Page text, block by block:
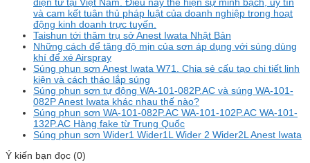
và cam kết tuân thủ pháp luật của doanh nghiệp trong hoạt
động kinh doanh trực tuyến.
Taishun tới thăm trụ sở Anest Iwata Nhật Bản
Những cách để tăng độ mịn của sơn áp dụng với súng dùng
khí để xé Airspray
Súng phun sơn Anest Iwata W71. Chia sẻ cấu tạo chi tiết linh
kiện và cách tháo lắp súng
Súng phun sơn tự động WA-101-082P.AC và súng WA-101-
082P Anest Iwata khác nhau thế nào?
Súng phun sơn WA-101-082P.AC WA-101-102P.AC WA-101-
132P.AC Hàng fake từ Trung Quốc
Súng phun sơn Wider1 Wider1L Wider 2 Wider2L Anest Iwata
Ý kiến bạn đọc (0)